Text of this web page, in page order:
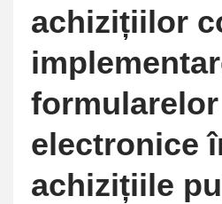
achizițiilor
formularelor
electronice
achizițiile